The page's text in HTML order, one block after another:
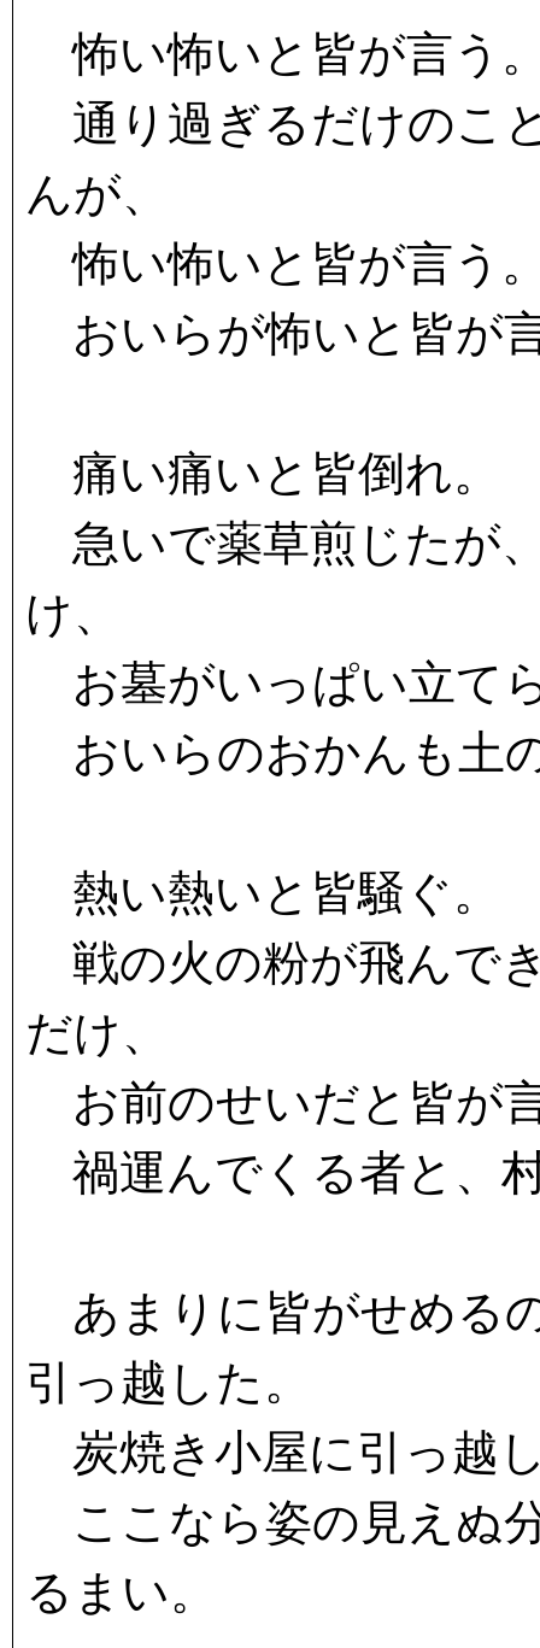
怖い怖いと皆が言う
通り過ぎるだけのこ
んが、
怖い怖いと皆が言う
おいらが怖いと皆が
痛い痛いと皆倒れ。
急いで薬草煎じたが
け、
お墓がいっぱい立て
おいらのおかんも土
熱い熱いと皆騒ぐ。
戦の火の粉が飛んで
だけ、
お前のせいだと皆が
禍運んでくる者と、
あまりに皆がせめる
引っ越した。
炭焼き小屋に引っ越
ここなら姿の見えぬ
るまい。